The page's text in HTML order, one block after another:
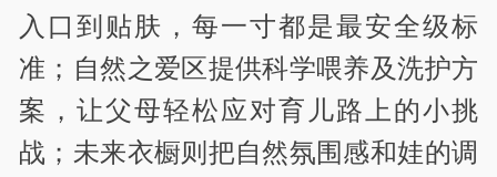
入口到贴肤，每一寸都是最安全级标
准；自然之爱区提供科学喂养及洗护方
案，让父母轻松应对育儿路上的小挑
战；未来衣橱则把自然氛围感和娃的调